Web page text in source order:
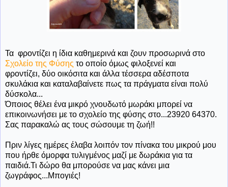
Τα φροντίζει η ίδια καθημερινά και ζουν προσωρινά στο
Σχολείο της Φύσης το οποίο όμως φιλοξενεί και
φροντίζει, δύο οικόσιτα και άλλα τέσσερα αδέσποτα
σκυλάκια και καταλαβαίνετε πως τα πράγματα είναι πολύ
δύσκολα...
Όποιος θέλει ένα μικρό χνουδωτό μωράκι μπορεί να
επικοινωνήσει με το σχολείο της φύσης στο...23920 64370.
Σας παρακαλώ ας τους σώσουμε τη ζωή!!
Πριν λίγες ημέρες έλαβα λοιπόν τον πίνακα του μικρού μου
που ήρθε όμορφα τυλιγμένος μαζί με δωράκια για τα
παιδιά.Τι δώρο θα μπορούσε να μας κάνει μια
ζωγράφος...Μπογιές!